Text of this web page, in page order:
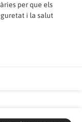
per que els
i la salut